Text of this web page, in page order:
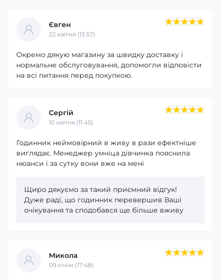
Євген
22 квітня (13:57)
Окремо дякую магазину за швидку доставку і
нормальне обслуговування, допомогли відповісти
на всі питання перед покупкою.
Сергій
10 квітня (11:45)
Годинник неймовірний в живу в рази ефектніше
виглядає. Менеджер умніца дівчинка пояснила
нюанси і за сутку вони вже на мені
Щиро дякуємо за такий приємний відгук!
Дуже раді, що годинник перевершив Ваші
очікування та сподобався ще більше вживу
Микола
09 cічня (17:48)